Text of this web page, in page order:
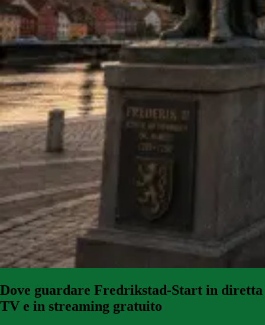
Dove guardare Fredrikstad-Start in diretta
TV e in streaming gratuito